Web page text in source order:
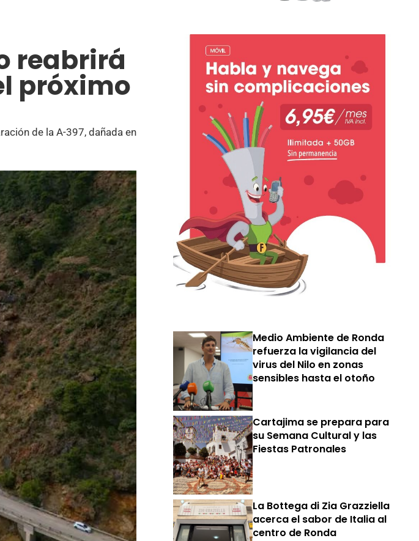
reabrirá
próximo
de la A-397, dañada en
Medio Ambiente de Ronda
refuerza la vigilancia del
virus del Nilo en zonas
sensibles hasta el otoño
Cartajima se prepara para
su Semana Cultural y las
Fiestas Patronales
La Bottega di Zia Grazziella
acerca el sabor de Italia al
centro de Ronda